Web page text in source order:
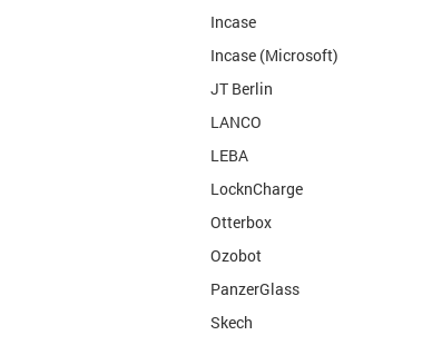
Incase
Incase (Microsoft)
JT Berlin
LANCO
LEBA
LocknCharge
Otterbox
Ozobot
PanzerGlass
Skech